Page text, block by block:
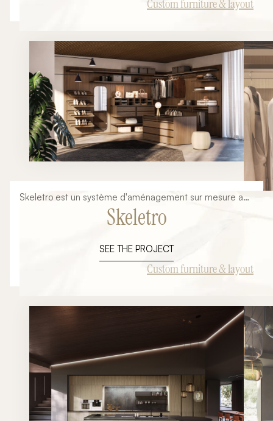
notre approche : un dressing contemporain aux lignes
aménagement intérieur entièrement personnalisable.
Pensé pour les projets haut de gamme, il offre une
capacité de rangement exceptionnelle tout en apportant
une véritable valeur esthétique à la chambre. Chez
Ambiance Signature Collection, chaque dressing est
étudié sur mesure afin de répondre précisément aux
besoins de ses utilisateurs, tant sur le plan fonctionnel
qu'esthétique.
Custom furniture & layout
Skeletro est un système d'aménagement sur mesure au
design minimaliste et architectural. Pensé pour répondre
aux besoins des espaces privés comme professionnels, il
structure modulaire en aluminium et une large palette de
finitions haut de gamme. Cette inspiration illustre tout le
potentiel du mobilier sur mesure pour créer des
élégants ou des agencements de boutiques premium.
Fonctionnalité, esthétique et personnalisation se
rencontrent pour donner vie à des projets uniques
parfaitement intégrés à leur environnement.
Skeletro
SEE THE PROJECT
Custom furniture & layout